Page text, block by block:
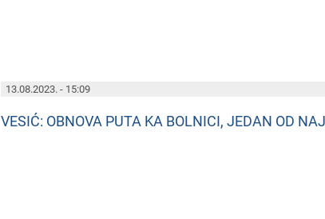
13.08.2023. - 15:09
VESIĆ: OBNOVA PUTA KA BOLNICI, JEDAN OD